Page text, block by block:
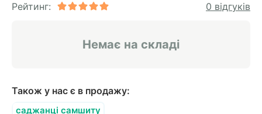
Рейтинг:
0 відгуків
Немає на складі
Також у нас є в продажу:
саджанці самшиту